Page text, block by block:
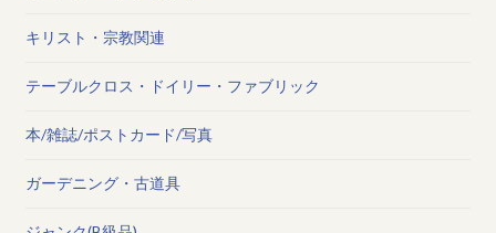
キリスト・宗教関連
テーブルクロス・ドイリー・ファブリック
本/雑誌/ポストカード/写真
ガーデニング・古道具